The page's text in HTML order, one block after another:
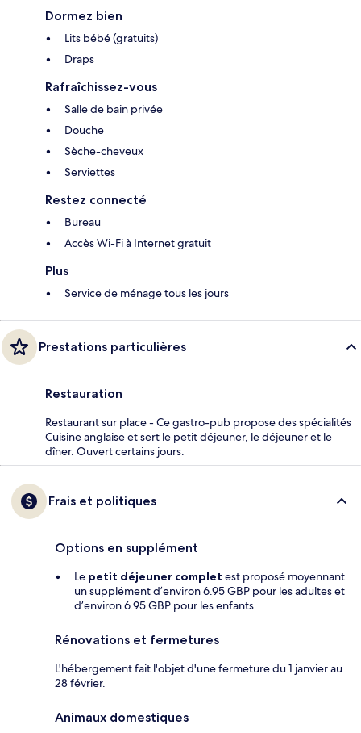
Dormez bien
Lits bébé (gratuits)
Draps
Rafraîchissez-vous
Salle de bain privée
Douche
Sèche-cheveux
Serviettes
Restez connecté
Bureau
Accès Wi-Fi à Internet gratuit
Plus
Service de ménage tous les jours
Prestations particulières
Restauration
Restaurant sur place - Ce gastro-pub propose des spécialités
Cuisine anglaise et sert le petit déjeuner, le déjeuner et le
dîner. Ouvert certains jours.
Frais et politiques
Options en supplément
Le petit déjeuner complet est proposé moyennant
un supplément d’environ 6.95 GBP pour les adultes et
d’environ 6.95 GBP pour les enfants
Rénovations et fermetures
L'hébergement fait l'objet d'une fermeture du 1 janvier au
28 février.
Animaux domestiques